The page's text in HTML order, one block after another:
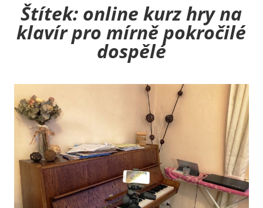
Štítek: online kurz hry na
klavír pro mírně pokročilé
dospělé